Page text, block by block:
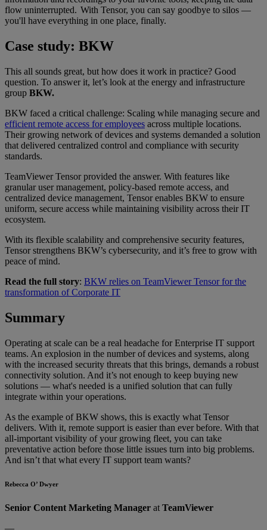
flow uninterrupted. With Tensor, you can say goodbye to silos —
you'll have everything in one place, finally.
Case study: BKW
This all sounds great, but how does it work in practice? Good
question. To answer it, let’s look at the energy and infrastructure
group BKW.
BKW faced a critical challenge: Scaling while managing secure and
efficient remote access for employees across multiple locations.
Their growing network of devices and systems demanded a solution
that delivered centralized control and compliance with security
standards.
TeamViewer Tensor provided the answer. With features like
granular user management, policy-based remote access, and
centralized device management, Tensor enables BKW to ensure
uniform, secure access while maintaining visibility across their IT
ecosystem.
With its flexible scalability and comprehensive security features,
Tensor strengthens BKW’s cybersecurity, and it’s free to grow with
peace of mind.
Read the full story: BKW relies on TeamViewer Tensor for the
transformation of Corporate IT
Summary
Operating at scale can be a real headache for Enterprise IT support
teams. An explosion in the number of devices and systems, along
with the increased security threats that this brings, demands a robust
connectivity solution. And it’s not enough to keep buying new
solutions — what's needed is a unified solution that can fully
integrate within your operations.
As the example of BKW shows, this is exactly what Tensor
delivers. With it, remote support is easier than ever before. With that
all-important visibility of your growing fleet, you can take
preventative action before those little issues turn into big problems.
And isn’t that what every IT support team wants?
Rebecca O’ Dwyer
Senior Content Marketing Manager at TeamViewer
—